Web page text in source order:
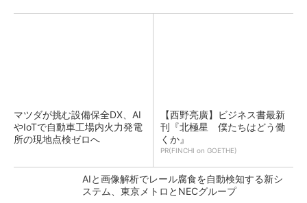
マツダが挑む設備保全DX、AI
やIoTで自動車工場内火力発電
所の現地点検ゼロへ
【西野亮廣】ビジネス書最新
刊『北極星 僕たちはどう働
くか』
PR(FINCHI on GOETHE)
AIと画像解析でレール腐食を自動検知する新シ
ステム、東京メトロとNECグループ